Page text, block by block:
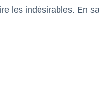
les indésirables. En